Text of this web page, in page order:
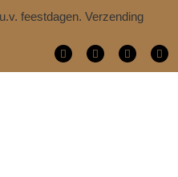
feestdagen. Verzending